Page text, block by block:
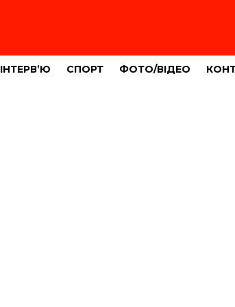
ІНТЕРВ’Ю СПОРТ ФОТО/ВІДЕО